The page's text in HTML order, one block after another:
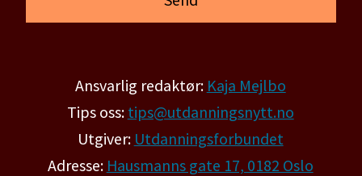
Ansvarlig redaktør: Kaja Mejlbo
Tips oss: tips@utdanningsnytt.no
Utgiver: Utdanningsforbundet
Adresse: Hausmanns gate 17, 0182 Oslo